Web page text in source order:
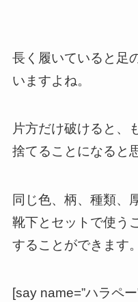
長く履いていると足
いますよね。
片方だけ破けると、
捨てることになると
同じ色、柄、種類、
靴下とセットで使う
することができます。
[say name=”ハラペー